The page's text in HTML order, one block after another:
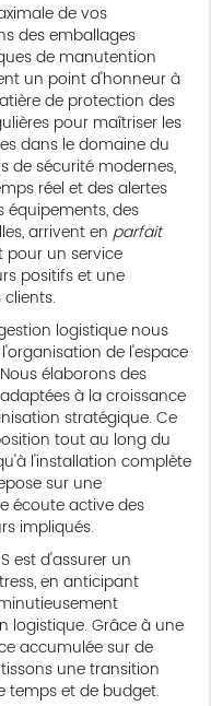
de vos
des emballages
de manutention
un point d'honneur à
de protection des
pour maîtriser les
dans le domaine du
de sécurité modernes,
réel et des alertes
équipements, des
arrivent en parfait
un service
positifs et une
logistique nous
de l'espace
élaborons des
à la croissance
stratégique. Ce
tout au long du
l'installation complète
sur une
écoute active des
impliqués.
est d'assurer un
en anticipant
logistique. Grâce à une
accumulée sur de
une transition
temps et de budget.